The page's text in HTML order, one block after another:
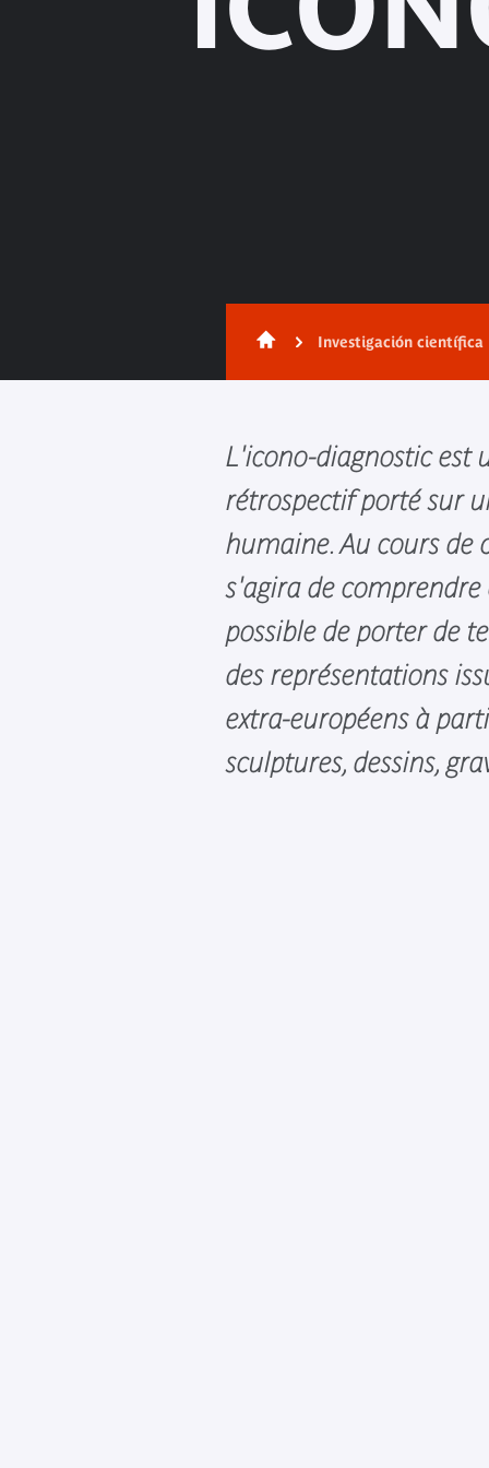
Investigación científica
L'icono-diagnostic est
rétrospectif porté sur
humaine. Au cours de
s'agira de
possible de porter de
des représentations
extra-européens à
sculptures, dessins,